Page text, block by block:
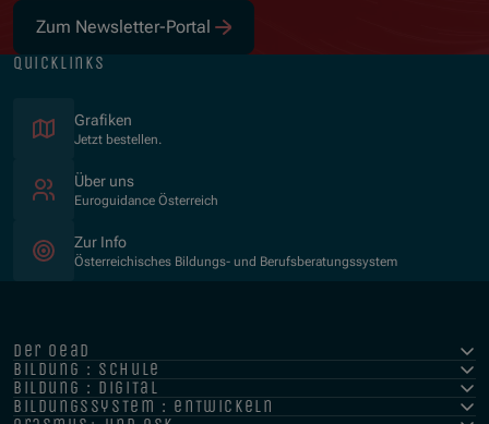
Zum Newsletter-Portal
quicklinks
Grafiken
Jetzt bestellen.
Über uns
Euroguidance Österreich
Zur Info
Österreichisches Bildungs- und Berufsberatungssystem
der oead
bildung : schule
bildung : digital
bildungssystem : entwickeln